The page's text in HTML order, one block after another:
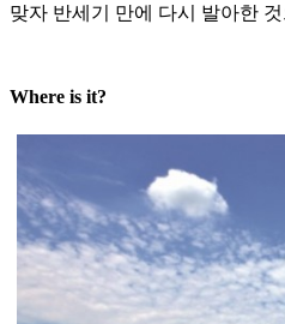
맞자 반세기 만에 다시 발아한
Where is it?